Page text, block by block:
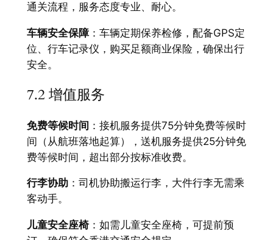
通关流程，服务态度专业、耐心。
车辆安全保障：车辆定期保养检修，配备GPS定
位、行车记录仪，购买足额商业保险，确保出行
安全。
7.2 增值服务
免费等候时间 ：接机服务提供75分钟免费等候时
间（从航班落地起算），送机服务提供25分钟免
费等候时间，超出部分按标准收费。
行李协助：司机协助搬运行李，大件行李无需乘
客动手。
儿童安全座椅：如需儿童安全座椅，可提前预